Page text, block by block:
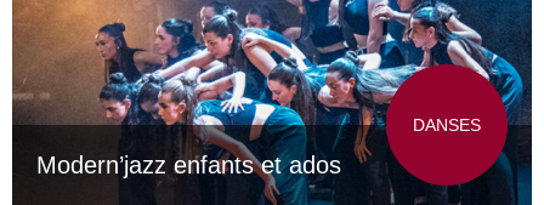
Modern’jazz enfants et ados
DANSES